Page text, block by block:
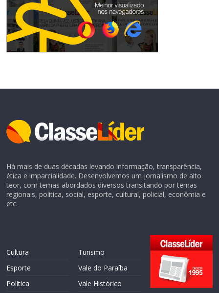
Há mais de duas décadas levando informação, transparência,
ética e imparcialidade. Desenvolvemos um jornalismo de alto
teor, com temas abordados diversos transitando por temas
regionais, política, social, esporte, cultural, policial, econômia e
etc.
Cultura
Esporte
Política
Turismo
Vale do Paraíba
Vale Histórico